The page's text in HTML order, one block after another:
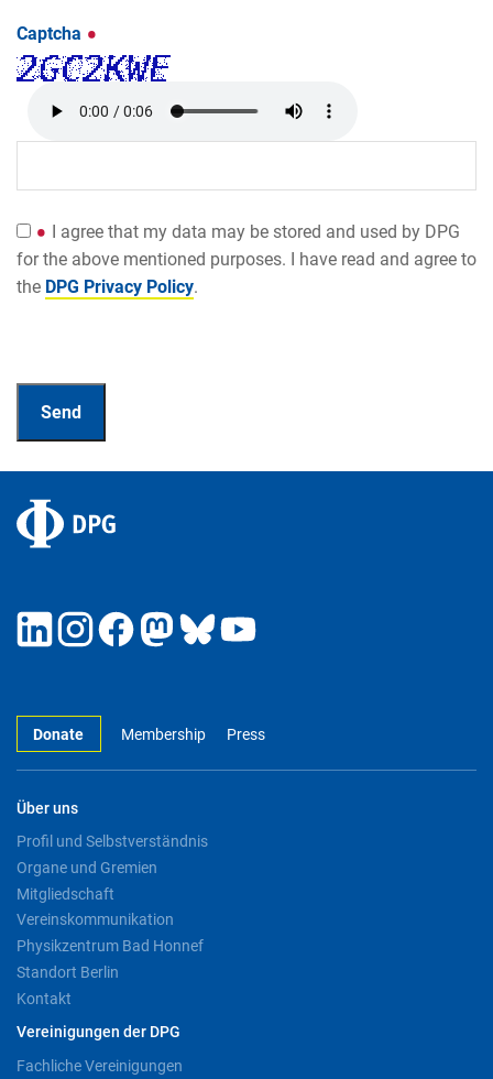
Captcha
I agree that my data may be stored and used by DPG
for the above mentioned purposes. I have read and agree to
the DPG Privacy Policy.
Donate Membership Press
Über uns
Profil und Selbstverständnis
Organe und Gremien
Mitgliedschaft
Vereinskommunikation
Physikzentrum Bad Honnef
Standort Berlin
Kontakt
Vereinigungen der DPG
Fachliche Vereinigungen